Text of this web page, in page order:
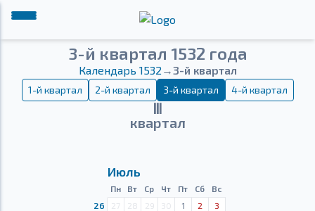
3-й квартал 1532 года
Календарь 1532 →3-й квартал
1-й квартал 2-й квартал 3-й квартал 4-й квартал
Ⅲ
квартал
Июль
Пн Вт Ср Чт Пт Сб
Вс
26
27 28 29 30 1 2
3